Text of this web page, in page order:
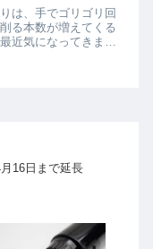
は、手でゴリゴリ回
る本数が増えてくる
近気になってきまし
16日まで延長